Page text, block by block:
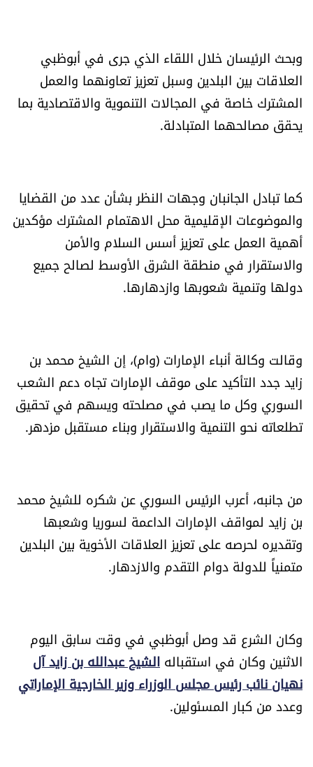
آراء
اقتصاد
العالم
ثقافة وفنون
فصل من كتاب
اقرأ تضحك
سجالات
صحّة وصحن
الرياضة
حظّك اليوم
للتاريخ
من نحن
للتواصل معنا
شروط الاستخدام
وبحث الرئيسان خلال اللقاء الذي جرى في أبوظبي
العلاقات بين البلدين وسبل تعزيز تعاونهما والعمل
المشترك خاصة في المجالات التنموية والاقتصادية بما
يحقق مصالحهما المتبادلة.
كما تبادل الجانبان وجهات النظر بشأن عدد من القضايا
والموضوعات الإقليمية محل الاهتمام المشترك مؤكدين
أهمية العمل على تعزيز أسس السلام والأمن
والاستقرار في منطقة الشرق الأوسط لصالح جميع
دولها وتنمية شعوبها وازدهارها.
وقالت وكالة أنباء الإمارات (وام)، إن الشيخ محمد بن
زايد جدد التأكيد على موقف الإمارات تجاه دعم الشعب
السوري وكل ما يصب في مصلحته ويسهم في تحقيق
تطلعاته نحو التنمية والاستقرار وبناء مستقبل مزدهر.
من جانبه، أعرب الرئيس السوري عن شكره للشيخ محمد
بن زايد لمواقف الإمارات الداعمة لسوريا وشعبها
وتقديره لحرصه على تعزيز العلاقات الأخوية بين البلدين
متمنياً للدولة دوام التقدم والازدهار.
وكان الشرع قد وصل أبوظبي في وقت سابق اليوم
الاثنين وكان في استقبالهالشيخ عبدالله بن زايد آل
نهيان نائب رئيس مجلس الوزراء وزير الخارجية الإماراتي
وعدد من كبار المسئولين.